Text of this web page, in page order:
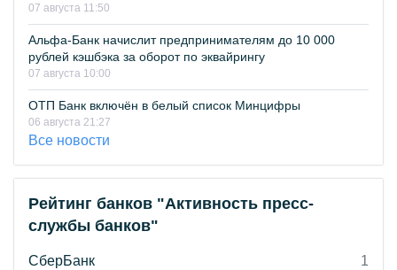
07 августа 11:50
Альфа-Банк начислит предпринимателям до 10 000
рублей кэшбэка за оборот по эквайрингу
07 августа 10:00
ОТП Банк включён в белый список Минцифры
06 августа 21:27
Все новости
Рейтинг банков "Активность пресс-
службы банков"
СберБанк
1